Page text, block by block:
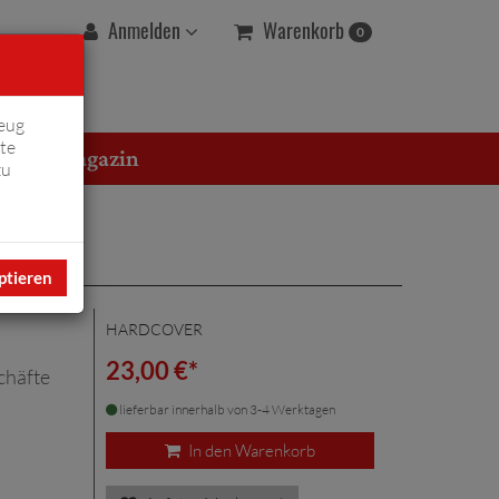
Anmelden Warenkorb 0
Magazin
HARDCOVER
23,00 €*
lieferbar innerhalb von 3-4 Werktagen
In den Warenkorb